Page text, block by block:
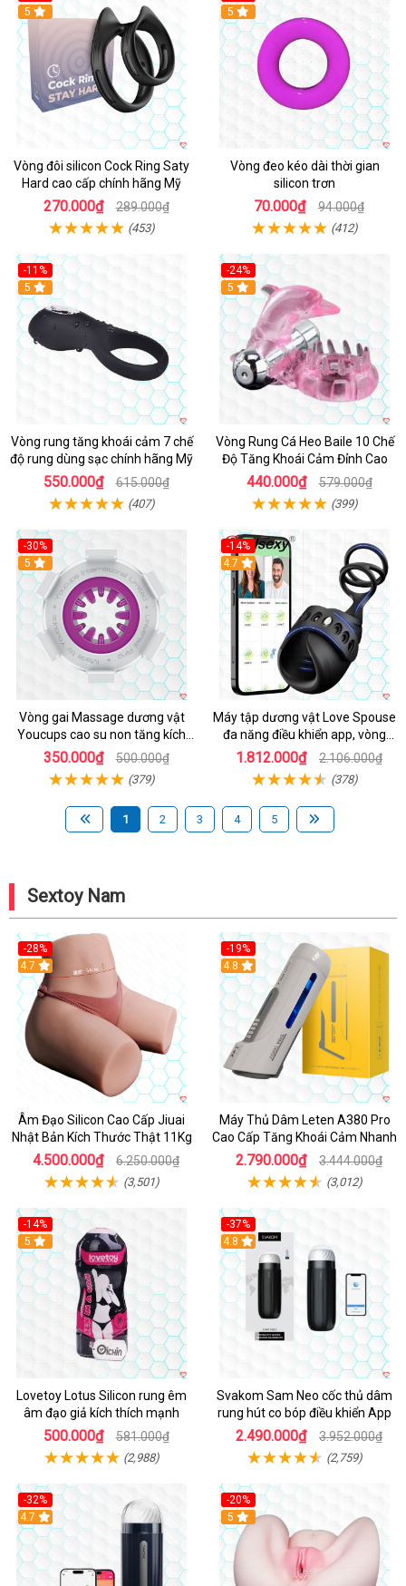
5
Vòng đôi silicon Cock Ring Saty
Hard cao cấp chính hãng Mỹ
270.000₫ 289.000₫
(453)
5
Vòng đeo kéo dài thời gian
silicon trơn
70.000₫ 94.000₫
(412)
-11%
5
Vòng rung tăng khoái cảm 7 chế
độ rung dùng sạc chính hãng Mỹ
550.000₫ 615.000₫
(407)
-24%
5
Vòng Rung Cá Heo Baile 10 Chế
Độ Tăng Khoái Cảm Đỉnh Cao
440.000₫ 579.000₫
(399)
-30%
5
Vòng gai Massage dương vật
Youcups cao su non tăng kích
thước
350.000₫ 500.000₫
(379)
-14%
4.7
Máy tập dương vật Love Spouse
đa năng điều khiển app, vòng
đeo siêu tiện
1.812.000₫ 2.106.000₫
(378)
1 2 3 4 5
Sextoy Nam
-28%
4.7
Âm Đạo Silicon Cao Cấp Jiuai
Nhật Bản Kích Thước Thật 11Kg
4.500.000₫ 6.250.000₫
(3,501)
-19%
Hot
4.8
Máy Thủ Dâm Leten A380 Pro
Cao Cấp Tăng Khoái Cảm Nhanh
2.790.000₫ 3.444.000₫
(3,012)
-14%
Hot
5
Lovetoy Lotus Silicon rung êm
âm đạo giả kích thích mạnh
500.000₫ 581.000₫
(2,988)
-37%
4.8
Svakom Sam Neo cốc thủ dâm
rung hút co bóp điều khiển App
2.490.000₫ 3.952.000₫
(2,759)
-32%
Hot
4.7
-20%
Hot
5